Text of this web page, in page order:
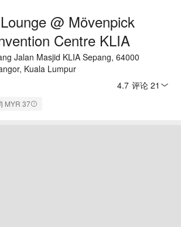
@ Mövenpick
Centre KLIA
Jalan Masjid KLIA Sepang, 64000
Kuala Lumpur
4.7· 评论 21
MYR 37